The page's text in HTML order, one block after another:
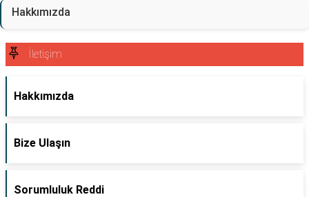
Hakkımızda
İletişim
Hakkımızda
Bize Ulaşın
Sorumluluk Reddi